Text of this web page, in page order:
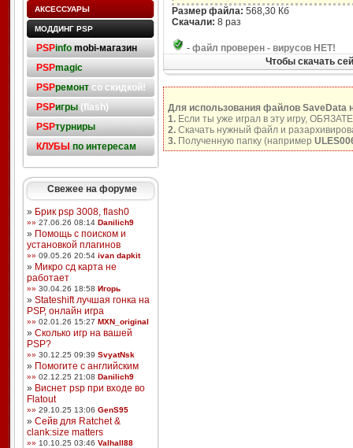
АКСЕССУАРЫ
МОДДИНГ PSP
PSPinfo mobi-магазин
PSPmagic
PSPремонтсо скидкой!
PSPигры(flash)
PSPтурниры
КЛУБЫ по интересам
Свежее на форуме
» Брик psp 3008, flash0
»» 27.06.26 08:14 Danilich9
» Помощь с поиском и
установкой плагинов
»» 09.05.26 20:54 ivan dapkit
» Микро сд карта не
работает
»» 30.04.26 18:58 Игорь
» Stateshift лучшая гонка на
PSP, онлайн игра
»» 02.01.26 15:27 MXN_original
» Сколько игр на вашей
PSP?
»» 30.12.25 09:39 SvyatNsk
» Помогите с английским
»» 02.12.25 21:08 Danilich9
» Виснет psp при входе во
Flatout
»» 29.10.25 13:06 GenS95
» Сейв для Ratchet &
clank:size matters
»» 10.10.25 03:46 Valhall88
Размер файла: 568,30 Кб
Скачали: 8 раз
- файл проверен - вирусов НЕТ!
Чтобы скачать
Для использования файлов SaveData
1.Если ты уже играл в эту игру,
2.Скачать нужный файл и
3.Полученную папку (например